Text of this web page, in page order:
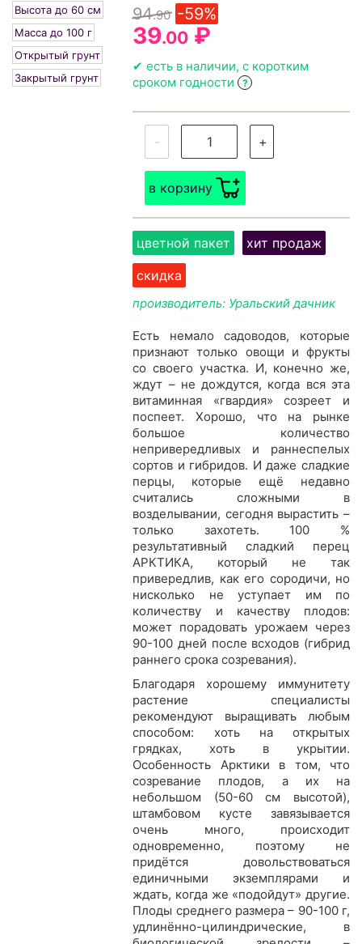
Высота до 60 см
Масса до 100 г
Открытый грунт
Закрытый грунт
94.90 -59%
39.00 ₽
✔ есть в наличии, с коротким
сроком годности ?
- +
в корзину
цветной пакет
хит продаж
скидка
производитель: Уральский дачник
Есть немало садоводов, которые
признают только овощи и фрукты
со своего участка. И, конечно же,
ждут – не дождутся, когда вся эта
витаминная «гвардия» созреет и
поспеет. Хорошо, что на рынке
большое количество
непривередливых и раннеспелых
сортов и гибридов. И даже сладкие
перцы, которые ещё недавно
считались сложными в
возделывании, сегодня вырастить –
только захотеть. 100 %
результативный сладкий перец
АРКТИКА, который не так
привередлив, как его сородичи, но
нисколько не уступает им по
количеству и качеству плодов:
может порадовать урожаем через
90-100 дней после всходов (гибрид
раннего срока созревания).
Благодаря хорошему иммунитету
растение специалисты
рекомендуют выращивать любым
способом: хоть на открытых
грядках, хоть в укрытии.
Особенность Арктики в том, что
созревание плодов, а их на
небольшом (50-60 см высотой),
штамбовом кусте завязывается
очень много, происходит
одновременно, поэтому не
придётся довольствоваться
единичными экземплярами и
ждать, когда же «подойдут» другие.
Плоды среднего размера – 90-100 г,
удлинённо-цилиндрические, в